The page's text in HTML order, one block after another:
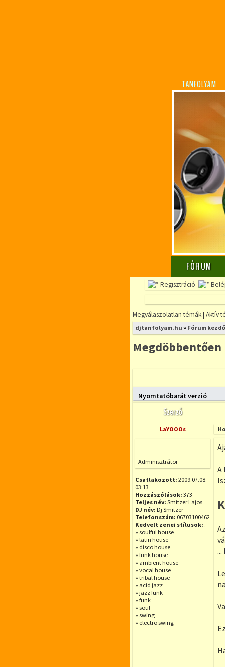
TANFOLYAM
FÓRUM
Regisztráció
Megválaszolatlan témák| Aktív
djtanfolyam.hu » Fórum
Új téma nyitása
Nyomtatóbarát verzió
Szerző
LaYOOOs
Adminisztrátor
Csatlakozott: 2009.07.08.
03:13
Hozzászólások: 373
Teljes név: Smitzer Lajos
DJ név: Dj Smitzer
Telefonszám: 06703100462
Kedvelt zenei stílusok: .
» soulful house
» latin house
» disco house
» funk house
» ambient house
» vocal house
» tribal house
» acid jazz
» jazz funk
» funk
» soul
» swing
» electro swing
A
...